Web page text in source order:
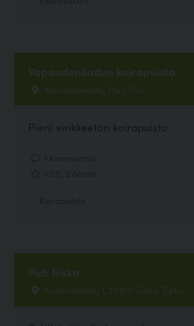
Vapaudenkadun koirapuisto
Vapaudenkatu, Pori, Pori
Pieni virikkeetön koirapuisto.
Pub Niska
Kristiinankatu 1, 20100 Turku, Turku